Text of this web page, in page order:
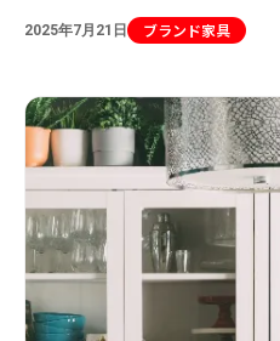
2025年7月21日 ブランド家具